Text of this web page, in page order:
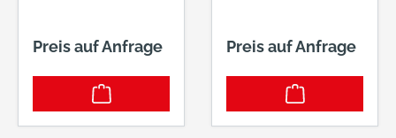
Preis auf Anfrage Preis auf Anfrage